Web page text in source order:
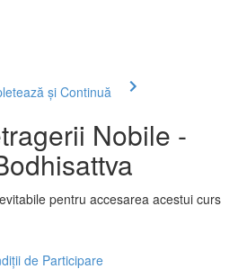
și Continuă
Nobile -
pentru accesarea acestui curs
de Participare